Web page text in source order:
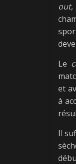
out,
Le
et
à
Il